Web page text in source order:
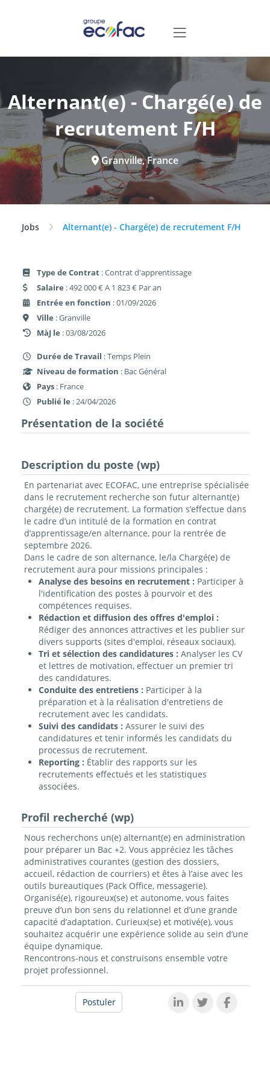
Alternant(e) - Chargé(e) de
recrutement F/H
Granville, France
Jobs Alternant(e) - Chargé(e) de recrutement F/H
Type de Contrat : Contrat d'apprentissage
Salaire : 492 000 € A 1 823 € Par an
Entrée en fonction : 01/09/2026
Ville : Granville
MàJ le : 03/08/2026
Durée de Travail : Temps Plein
Niveau de formation : Bac Général
Pays : France
Publié le : 24/04/2026
Présentation de la société
Description du poste (wp)
En partenariat avec ECOFAC, une entreprise spécialisée
dans le recrutement recherche son futur alternant(e)
chargé(e) de recrutement. La formation s’effectue dans
le cadre d’un intitulé de la formation en contrat
d’apprentissage/en alternance, pour la rentrée de
septembre 2026.
Dans le cadre de son alternance, le/la Chargé(e) de
recrutement aura pour missions principales :
Analyse des besoins en recrutement : Participer à
l'identification des postes à pourvoir et des
compétences requises.
Rédaction et diffusion des offres d'emploi :
Rédiger des annonces attractives et les publier sur
divers supports (sites d'emploi, réseaux sociaux).
Tri et sélection des candidatures : Analyser les CV
et lettres de motivation, effectuer un premier tri
des candidatures.
Conduite des entretiens : Participer à la
préparation et à la réalisation d'entretiens de
recrutement avec les candidats.
Suivi des candidats : Assurer le suivi des
candidatures et tenir informés les candidats du
processus de recrutement.
Reporting : Établir des rapports sur les
recrutements effectués et les statistiques
associées.
Profil recherché (wp)
Nous recherchons un(e) alternant(e) en administration
pour préparer un Bac +2. Vous appréciez les tâches
administratives courantes (gestion des dossiers,
accueil, rédaction de courriers) et êtes à l’aise avec les
outils bureautiques (Pack Office, messagerie).
Organisé(e), rigoureux(se) et autonome, vous faites
preuve d’un bon sens du relationnel et d’une grande
capacité d’adaptation. Curieux(se) et motivé(e), vous
souhaitez acquérir une expérience solide au sein d’une
équipe dynamique.
Rencontrons-nous et construisons ensemble votre
projet professionnel.
Postuler